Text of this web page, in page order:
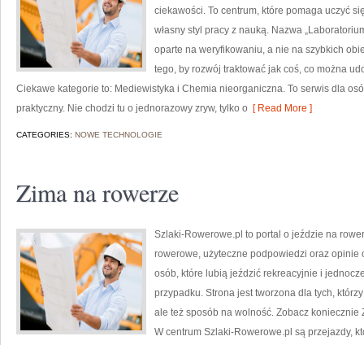
ciekawości. To centrum, które pomaga uczyć
własny styl pracy z nauką. Nazwa
oparte na weryfikowaniu, a nie na szybkich
tego, by rozwój traktować jak coś, co można
Ciekawe kategorie to: Mediewistyka i Chemia nieorganiczna. To serwis dla
praktyczny. Nie chodzi tu o jednorazowy zryw, tylko o [ Read More ]
CATEGORIES: NOWE TECHNOLOGIE
Zima na rowerze
Szlaki-Rowerowe.pl to portal o jeździe na
rowerowe, użyteczne podpowiedzi oraz
osób, które lubią jeździć rekreacyjnie i
przypadku. Strona jest tworzona dla tych,
ale też sposób na wolność. Zobacz
W centrum Szlaki-Rowerowe.pl są przejazdy,